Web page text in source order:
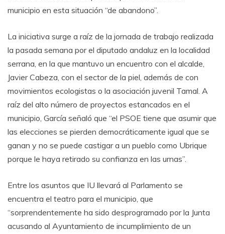
municipio en esta situación “de abandono”.
La iniciativa surge a raíz de la jornada de trabajo realizada
la pasada semana por el diputado andaluz en la localidad
serrana, en la que mantuvo un encuentro con el alcalde,
Javier Cabeza, con el sector de la piel, además de con
movimientos ecologistas o la asociación juvenil Tamal. A
raíz del alto número de proyectos estancados en el
municipio, García señaló que “el PSOE tiene que asumir que
las elecciones se pierden democráticamente igual que se
ganan y no se puede castigar a un pueblo como Ubrique
porque le haya retirado su confianza en las urnas”.
Entre los asuntos que IU llevará al Parlamento se
encuentra el teatro para el municipio, que
“sorprendentemente ha sido desprogramado por la Junta
acusando al Ayuntamiento de incumplimiento de un